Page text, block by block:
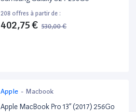
208 offres à partir de :
402,75 € 530,00 €
Apple - Macbook
Apple MacBook Pro 13” (2017) 256Go